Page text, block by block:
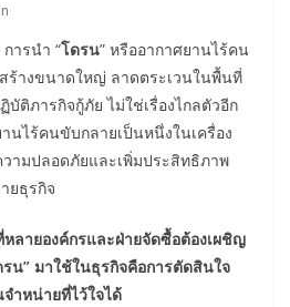
ารนำ “โดรน” หรืออากาศยานไร้คน
ร้างขนาดใหญ่ ลาดตระเวนในพื้นที่
ติภารกิจกู้ภัย ไม่ใช่เรื่องไกลตัวอีก
นไร้คนขับกลายเป็นหนึ่งในเครื่อง
ามปลอดภัยและเพิ่มประสิทธิภาพ
ยธุรกิจ
ลายองค์กรและฝ่ายจัดซื้อต้องเผชิญ
น” มาใช้ในธุรกิจคือการตัดสินใจ
ำหน่ายที่ไว้ใจได้